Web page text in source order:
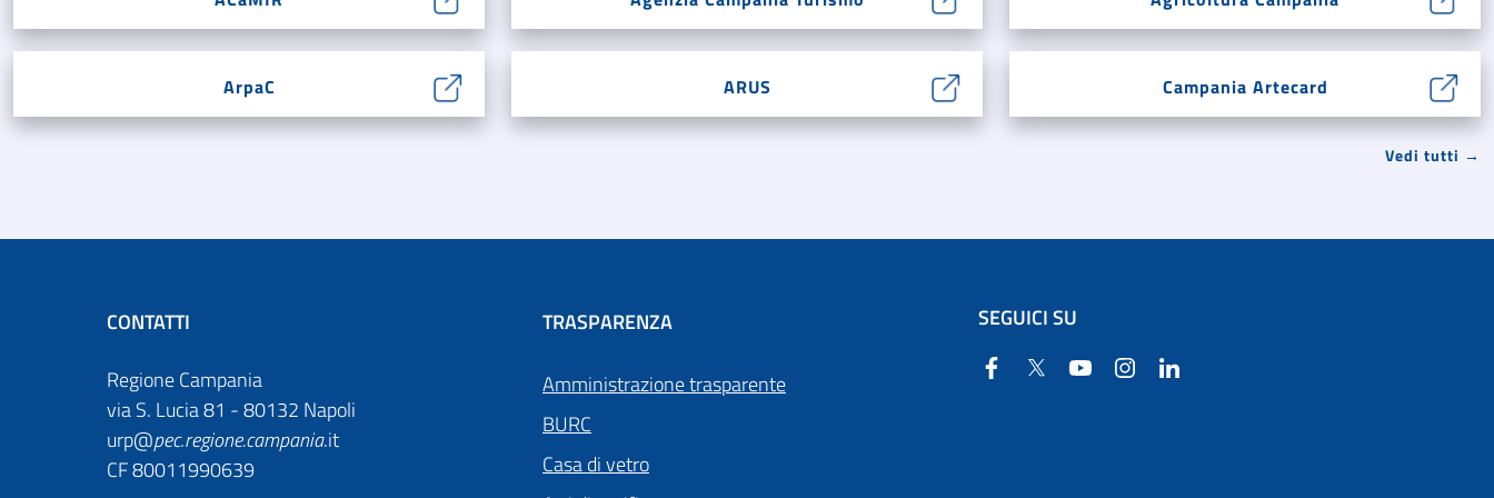
ArpaC ARUS Campania Artecard
Vedi tutti →
CONTATTI
Regione Campania
via S. Lucia 81 - 80132 Napoli
urp@pec.regione.campania.it
CF 80011990639
TRASPARENZA
Amministrazione trasparente
BURC
Casa di vetro
SEGUICI SU
Facebook
Twitter YouTube Instagram